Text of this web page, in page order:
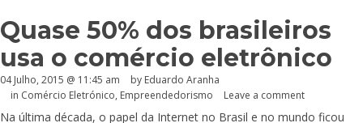
Quase 50% dos brasileiros
usa o comércio eletrônico
04 Julho, 2015 @ 11:45 am by Eduardo Aranha
in Comércio Eletrónico, Empreendedorismo Leave a comment
Na última década, o papel da Internet no Brasil e no mundo ficou